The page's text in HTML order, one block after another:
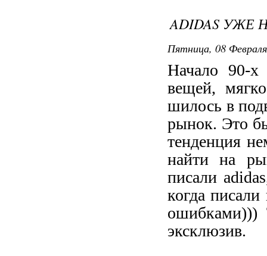
ADIDAS УЖЕ
Пятница, 08
Начало 90-х
вещей,
шилось в
рынок. Это
тенденция
найти на
писали
когда
ошибками)))
эксклюзив.